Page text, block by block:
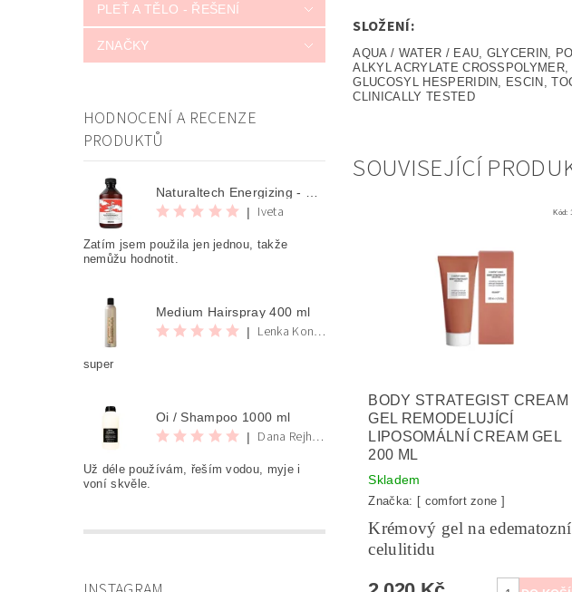
PLEŤ A TĚLO - ŘEŠENÍ
ZNAČKY
HODNOCENÍ A RECENZE
PRODUKTŮ
Naturaltech Energizing - Shampoo 250 ml
|
Iveta
Zatím jsem použila jen jednou, takže
nemůžu hodnotit.
Medium Hairspray 400 ml
|
Lenka Konvalinova
super
Oi / Shampoo 1000 ml
|
Dana Rejhová
Už déle používám, řeším vodou, myje i
voní skvěle.
SLOŽENÍ:
AQUA / WATER / EAU, GLYCERIN,
ALKYL ACRYLATE
GLUCOSYL HESPERIDIN, ESCIN,
CLINICALLY TESTED
SOUVISEJÍCÍ
Kód:
BODY STRATEGIST CREAM
GEL REMODELUJÍCÍ
LIPOSOMÁLNÍ CREAM GEL
200 ML
Skladem
Značka: [ comfort zone ]
Krémový gel na edematozní
celulitidu